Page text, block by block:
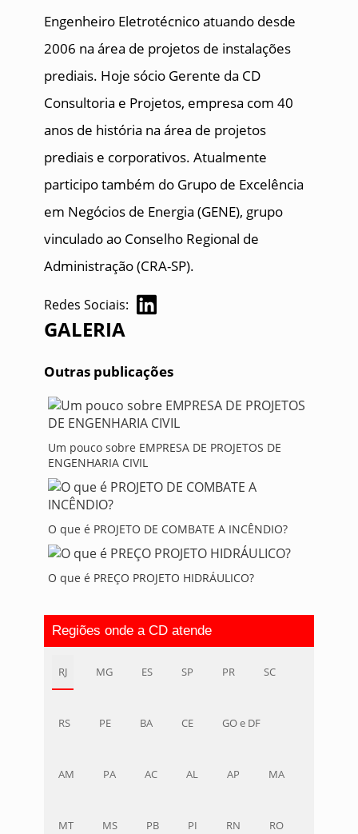
Engenheiro Eletrotécnico atuando desde
2006 na área de projetos de instalações
prediais. Hoje sócio Gerente da CD
Consultoria e Projetos, empresa com 40
anos de história na área de projetos
prediais e corporativos. Atualmente
participo também do Grupo de Excelência
em Negócios de Energia (GENE), grupo
vinculado ao Conselho Regional de
Administração (CRA-SP).
Redes Sociais:
GALERIA
Outras publicações
Um pouco sobre EMPRESA DE PROJETOS DE
ENGENHARIA CIVIL
O que é PROJETO DE COMBATE A INCÊNDIO?
O que é PREÇO PROJETO HIDRÁULICO?
Regiões onde a CD atende
RJ MG ES SP PR SC
RS PE BA CE GO e DF
AM PA AC AL AP MA
MT MS PB PI RN RO